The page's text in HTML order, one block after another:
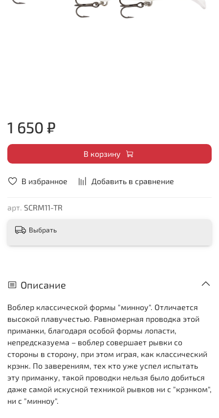
В избранное Добавить в сравнение
арт. SCRM11-TR
1 650 ₽
В корзину
Выбрать
Описание
Воблер классической формы "минноу". Отличается
высокой плавучестью. Равномерная проводка этой
приманки, благодаря особой формы лопасти,
непредсказуема – воблер совершает рывки со
стороны в сторону, при этом играя, как классический
крэнк. По заверениям, тех кто уже успел испытать
эту приманку, такой проводки нельзя было добиться
даже самой искусной техникой рывков ни с "крэнком",
ни с "минноу".